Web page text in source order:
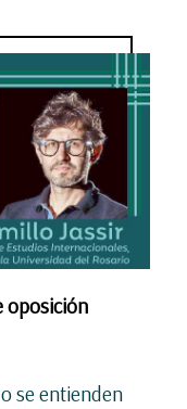
oposición
se entienden